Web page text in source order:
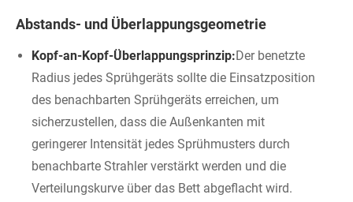
Abstands- und Überlappungsgeometrie
Kopf-an-Kopf-Überlappungsprinzip:Der benetzte
Radius jedes Sprühgeräts sollte die Einsatzposition
des benachbarten Sprühgeräts erreichen, um
sicherzustellen, dass die Außenkanten mit
geringerer Intensität jedes Sprühmusters durch
benachbarte Strahler verstärkt werden und die
Verteilungskurve über das Bett abgeflacht wird.